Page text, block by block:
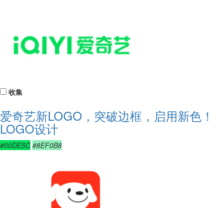
收集
爱奇艺新LOGO，突破边框，启用新色！
LOGO设计
#00DE5C #8EF0B8